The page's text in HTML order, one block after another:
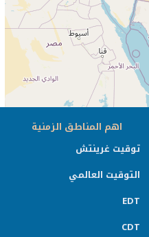
اهم المناطق الزمنية
توقيت غرينتش
التوقيت العالمي
EDT
CDT